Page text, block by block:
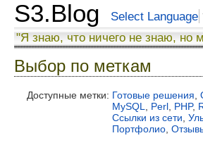
S3.Blog Select Language
"Я знаю, что ничего не знаю, но
Выбор по меткам
Доступные метки: Готовые решения
MySQL
Perl PHP,
Ссылки из сети
Портфолио